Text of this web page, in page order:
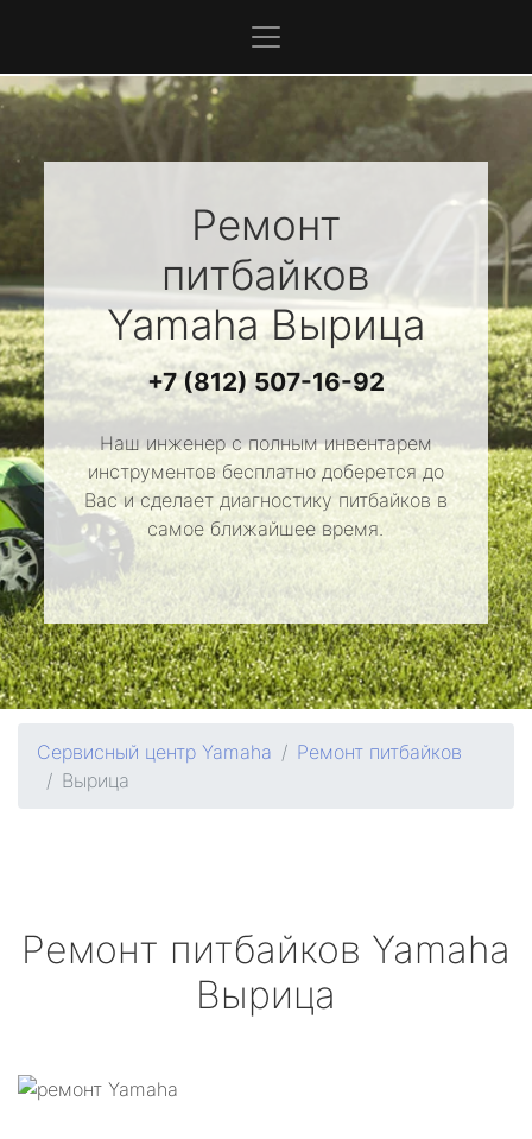
Ремонт
питбайков
YamahaВырица
+7 (812) 507-16-92
Наш инженер с полным инвентарем
инструментов бесплатно доберется до
Вас и сделает диагностику питбайков в
самое ближайшее время.
Сервисный центр Yamaha
Ремонт питбайков
Вырица
Ремонт питбайков Yamaha
Вырица